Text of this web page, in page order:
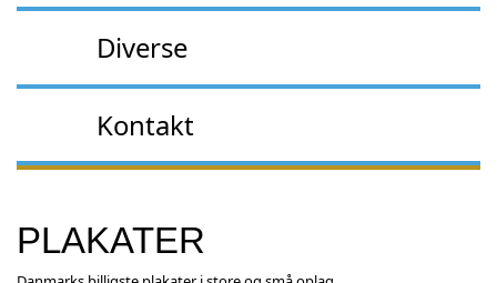
Diverse
Kontakt
PLAKATER